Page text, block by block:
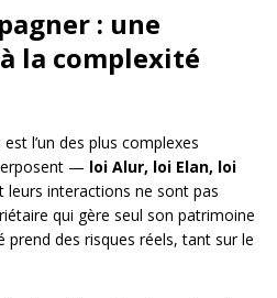
: une
la complexité
l’un des plus complexes
— loi Alur, loi Elan, loi
interactions ne sont pas
qui gère seul son patrimoine
des risques réels, tant sur le